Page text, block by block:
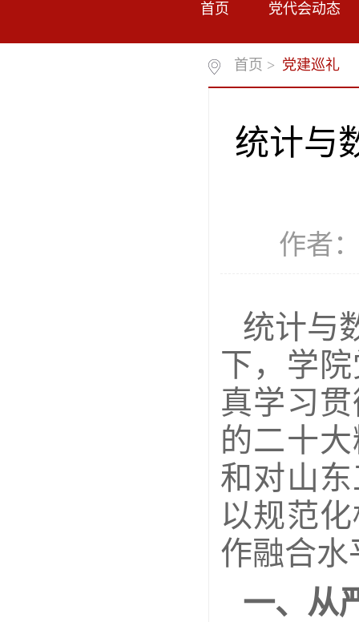
首页 党代会动态
首页 > 党建巡礼
统计与
作者
统计与
下，学
真学习
的二十
和对山
以规范
作融合水
一、从